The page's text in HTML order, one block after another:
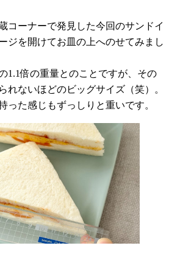
コーナーで発見した今回のサンドイ
ジを開けてお皿の上へのせてみまし
1.1倍の重量とのことですが、その
れないほどのビッグサイズ（笑）。
った感じもずっしりと重いです。